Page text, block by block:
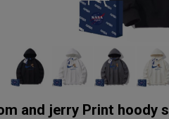
and jerry Print